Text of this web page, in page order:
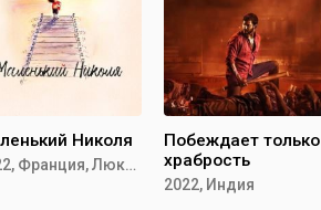
Николя
2022, Франция, Люксембург
Побеждает только
храбрость
2022, Индия